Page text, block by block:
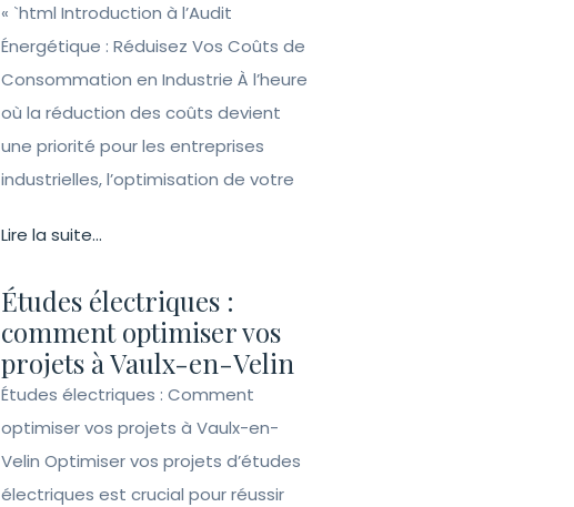
« `html Introduction à l’Audit
Énergétique : Réduisez Vos Coûts de
Consommation en Industrie À l’heure
où la réduction des coûts devient
une priorité pour les entreprises
industrielles, l’optimisation de votre
Lire la suite...
Études électriques :
comment optimiser vos
projets à Vaulx-en-Velin
Études électriques : Comment
optimiser vos projets à Vaulx-en-
Velin Optimiser vos projets d’études
électriques est crucial pour réussir